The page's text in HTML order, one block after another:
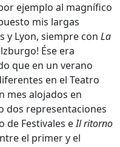
ejemplo al magnífico
mis largas
y Lyon, siempre con La
Ése era
que en un verano
en el Teatro
mes alojados en
dos representaciones
de Festivales eIl ritorno
el primer y el